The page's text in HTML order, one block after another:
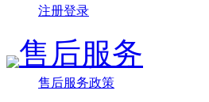
注册登录
售后服务
售后服务政策